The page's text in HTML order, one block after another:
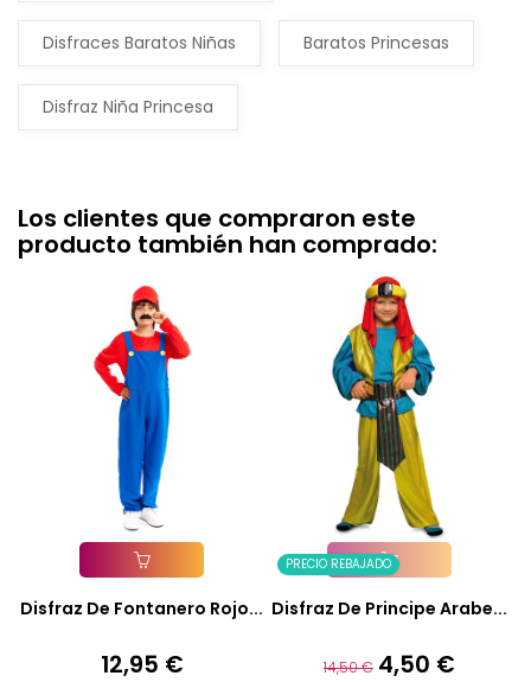
Disfraces Baratos Niñas Baratos Princesas
Disfraz Niña Princesa
Los clientes que compraron este
producto también han comprado:
Añadir A La Cesta
Disfraz De Fontanero Rojo...
Precio
12,95 €
PRECIO REBAJADO
Añadir A La Cesta
Disfraz De Principe Arabe...
Precio
14,50 € Precio
4,50 €